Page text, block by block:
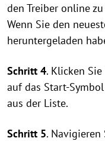
den Treiber online
Wenn Sie den
heruntergeladen
Schritt 4. Klicken
auf das Start-
aus der Liste.
Schritt 5. Navigieren